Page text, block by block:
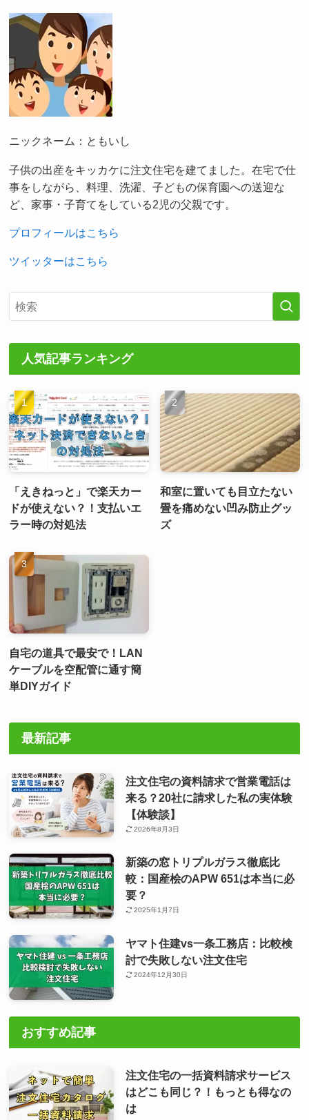
ニックネーム：ともいし
子供の出産をキッカケに注文住宅を建てました。在宅で仕
事をしながら、料理、洗濯、子どもの保育園への送迎な
ど、家事・子育てをしている2児の父親です。
プロフィールはこちら
ツイッターはこちら
人気記事ランキング
「えきねっと」で楽天カー
ドが使えない？！支払いエ
ラー時の対処法
和室に置いても目立たない
畳を痛めない凹み防止グッ
ズ
自宅の道具で最安で！LAN
ケーブルを空配管に通す簡
単DIYガイド
最新記事
注文住宅の資料請求で営業電話は
来る？20社に請求した私の実体験
【体験談】
2026年8月3日
新築の窓トリプルガラス徹底比
較：国産桧のAPW 651は本当に必
要？
2025年1月7日
ヤマト住建vs一条工務店：比較検
討で失敗しない注文住宅
2024年12月30日
おすすめ記事
注文住宅の一括資料請求サービス
はどこも同じ？！もっとも得なの
は